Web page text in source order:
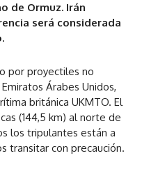
de Ormuz. Irán
será considerada
por proyectiles no
Árabes Unidos,
británica UKMTO. El
(144,5 km) al norte de
los tripulantes están a
transitar con precaución.